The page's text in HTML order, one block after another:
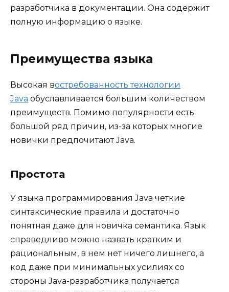
разработчика в документации. Она содержит
полную информацию о языке.
Преимущества языка
Высокая востребованность технологии
Java обуславливается большим количеством
преимуществ. Помимо популярности есть
большой ряд причин, из-за которых многие
новички предпочитают Java.
Простота
У языка программирования Java четкие
синтаксические правила и достаточно
понятная даже для новичка семантика. Язык
справедливо можно назвать кратким и
рациональным, в нем нет ничего лишнего, а
код даже при минимальных усилиях со
стороны Java-разработчика получается